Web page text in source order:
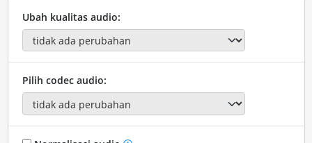
Ubah kualitas audio:
Pilih codec audio: